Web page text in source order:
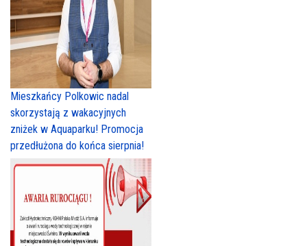
Mieszkańcy Polkowic nadal
skorzystają z wakacyjnych
zniżek w Aquaparku! Promocja
przedłużona do końca sierpnia!